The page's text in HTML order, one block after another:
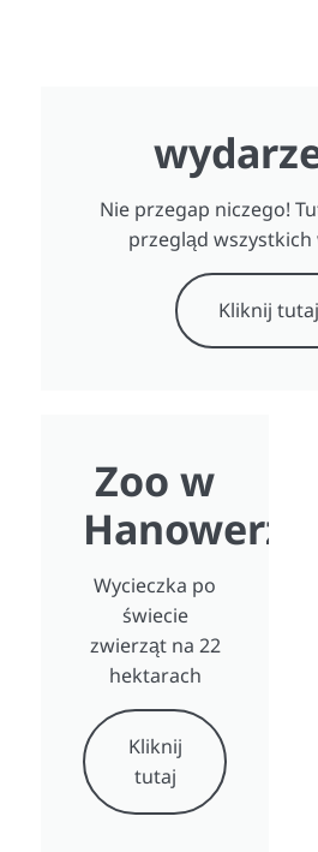
Nie przegap niczego!
przegląd wszystkich
Kliknij tutaj
Zoo w
Hanowerze
Wycieczka po
świecie
zwierząt na 22
hektarach
Kliknij
tutaj